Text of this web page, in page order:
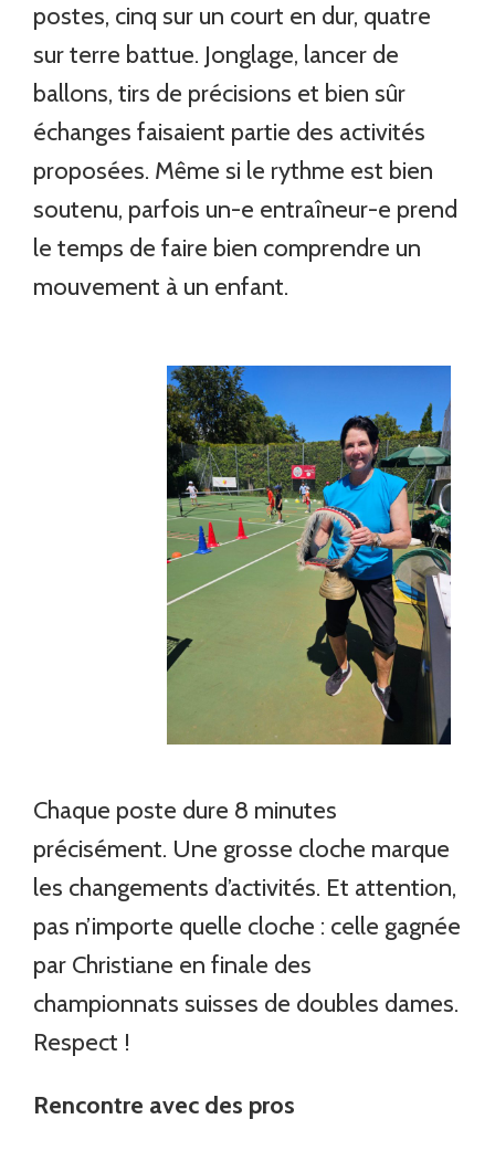
postes, cinq sur un court en dur, quatre
sur terre battue. Jonglage, lancer de
ballons, tirs de précisions et bien sûr
échanges faisaient partie des activités
proposées. Même si le rythme est bien
soutenu, parfois un-e entraîneur-e prend
le temps de faire bien comprendre un
mouvement à un enfant.
Chaque poste dure 8 minutes
précisément. Une grosse cloche marque
les changements d’activités. Et attention,
pas n’importe quelle cloche : celle gagnée
par Christiane en finale des
championnats suisses de doubles dames.
Respect !
Rencontre avec des pros